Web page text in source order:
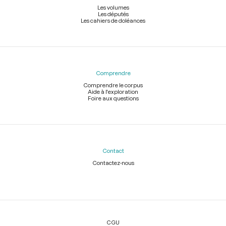
Les volumes
Les députés
Les cahiers de doléances
Comprendre
Comprendre le corpus
Aide à l'exploration
Foire aux questions
Contact
Contactez-nous
Légal
CGU